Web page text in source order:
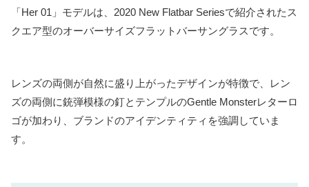
「Her 01」モデルは、2020 New Flatbar Seriesで紹介されたス
クエア型のオーバーサイズフラットバーサングラスです。
レンズの両側が自然に盛り上がったデザインが特徴で、レン
ズの両側に銃弾模様の釘とテンプルのGentle Monsterレターロ
ゴが加わり、ブランドのアイデンティティを強調していま
す。